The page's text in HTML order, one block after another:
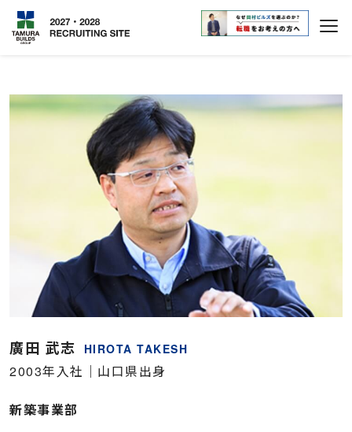
廣田 武志 HIROTA TAKESH
2003年入社｜山口県出身
新築事業部